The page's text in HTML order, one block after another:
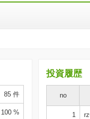
投資履歴
no
1
85 件
100 %